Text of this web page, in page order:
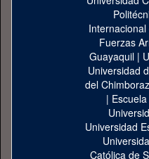
Fuerzas
Guayaquil|
Universidad
del
|
Universidad
Católica de